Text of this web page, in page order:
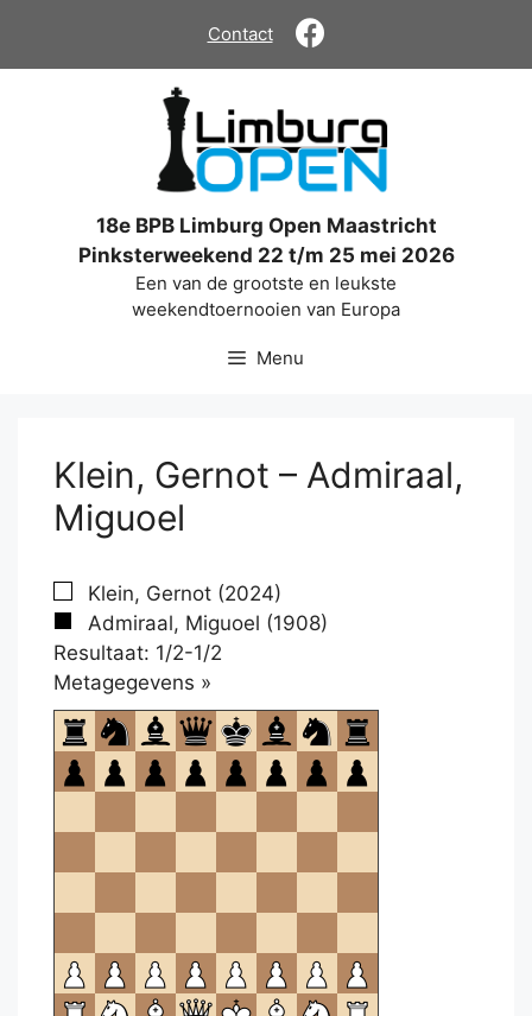
de
Contact
18e BPB Limburg Open Maastricht
Pinksterweekend 22 t/m 25 mei 2026
Een van de grootste en leukste
weekendtoernooien van Europa
Menu
Klein, Gernot – Admiraal,
Miguoel
Klein, Gernot (2024)
Admiraal, Miguoel (1908)
Resultaat: 1/2-1/2
Metagegevens »
om
te
openen.